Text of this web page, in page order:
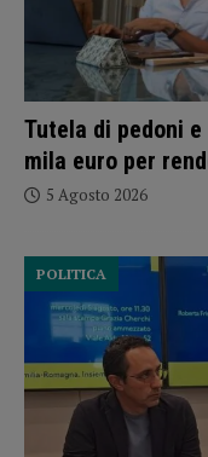
Tutela di pedoni
mila euro per
5 Agosto 2026
POLITICA